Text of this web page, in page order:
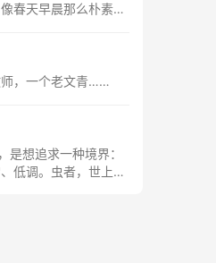
春天早晨那么朴素，
，一个老文青……
是想追求一种境界：
低调。虫者，世上最